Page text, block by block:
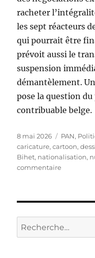
racheter
les sept réacteurs
qui pourrait être
prévoit aussi le
suspension
démantèlement.
pose la question
contribuable belge.
Publié
le
8 mai 2026 Catégories
PAN,
caricature,cartoon,
Bihet, nationalisation,
commentairesur
Recherche
pour :